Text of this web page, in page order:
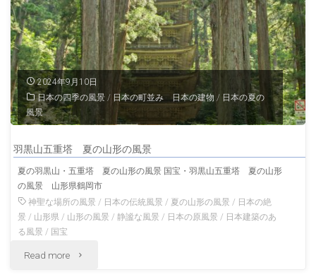
景"
隆
寺
奈
良
秋
の
風
2024年9月10日
日本の四季の風景 / 日本の町並み 日本の建物 / 日本の夏の
風景
羽黒山五重塔 夏の山形の風景
夏の羽黒山・五重塔 夏の山形の風景 国宝・羽黒山五重塔 夏の山形
の風景 山形県鶴岡市
神聖な場所の風景 / 日本の伝統風景 / 夏の山形の風景 / 日本の絶
景 / 山形県 / 山形の風景 / 静謐な風景 / 日本の原風景 / 日本建築のあ
る風景 / 国宝
Read more "羽